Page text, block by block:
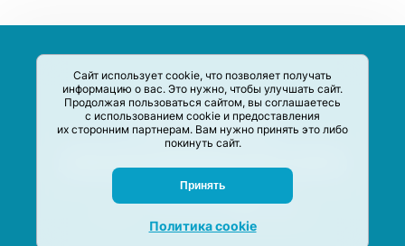
Сайт использует cookie, что позволяет получать
информацию о вас. Это нужно, чтобы улучшать сайт.
Продолжая пользоваться сайтом, вы соглашаетесь
с использованием cookie и предоставления
их сторонним партнерам. Вам нужно принять это либо
покинуть сайт.
Принять
Политика cookie
систематизации акций и скидок на товары и услуги в РФ
Задать вопрос
© M-Social production 2020 –2026